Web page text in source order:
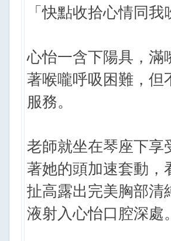
「快點收拾心情同
心怡一含下陽具，滿
著喉嚨呼吸困難，但
服務。
老師就坐在琴座下享
著她的頭加速套動，
扯高露出完美胸部清
液射入心怡口腔深處